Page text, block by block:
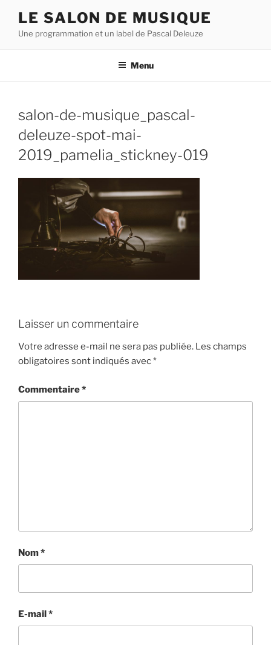
contenu
LE SALON DE MUSIQUE
Une programmation et un label de Pascal Deleuze
Menu
salon-de-musique_pascal-
deleuze-spot-mai-
2019_pamelia_stickney-019
Laisser un commentaire
Votre adresse e-mail ne sera pas publiée. Les champs
obligatoires sont indiqués avec*
Commentaire*
Nom*
E-mail*